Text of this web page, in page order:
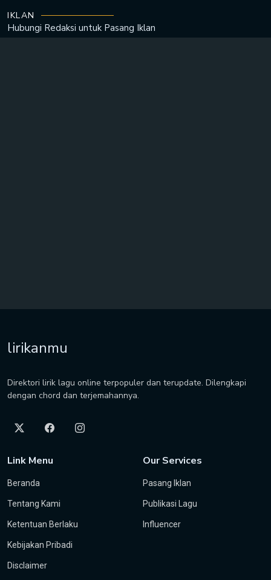
IKLAN
Hubungi Redaksi untuk Pasang Iklan
lirikanmu
Direktori lirik lagu online terpopuler dan terupdate. Dilengkapi
dengan chord dan terjemahannya.
Link Menu
Beranda
Tentang Kami
Ketentuan Berlaku
Kebijakan Pribadi
Disclaimer
Our Services
Pasang Iklan
Publikasi Lagu
Influencer